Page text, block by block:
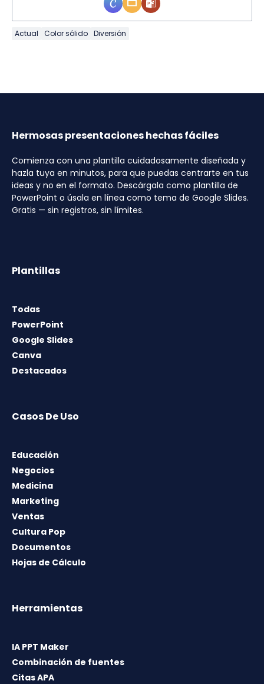
Actual Color sólido Diversión
Hermosas presentaciones hechas fáciles
Comienza con una plantilla cuidadosamente diseñada y
hazla tuya en minutos, para que puedas centrarte en tus
ideas y no en el formato. Descárgala como plantilla de
PowerPoint o úsala en línea como tema de Google Slides.
Gratis — sin registros, sin límites.
Plantillas
Todas
PowerPoint
Google Slides
Canva
Destacados
Casos De Uso
Educación
Negocios
Medicina
Marketing
Ventas
Cultura Pop
Documentos
Hojas de Cálculo
Herramientas
IA PPT Maker
Combinación de fuentes
Citas APA